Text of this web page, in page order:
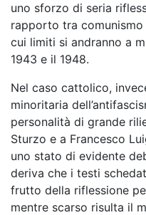
uno sforzo di seria
rapporto tra
cui limiti si andranno a
1943 e il 1948.
Nel caso cattolico,
minoritaria
personalità di grande
Sturzo e a Francesco
uno stato di evidente
deriva che i testi
frutto della riflessione
mentre scarso risulta il